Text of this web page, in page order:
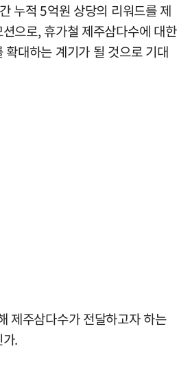
누적 5억원 상당의 리워드를 제
으로, 휴가철 제주삼다수에 대한
확대하는 계기가 될 것으로 기대
제주삼다수가 전달하고자 하는
.